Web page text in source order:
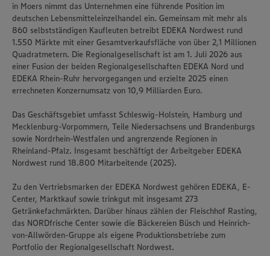
in Moers nimmt das Unternehmen eine führende Position im
deutschen Lebensmitteleinzelhandel ein. Gemeinsam mit mehr als
860 selbstständigen Kaufleuten betreibt EDEKA Nordwest rund
1.550 Märkte mit einer Gesamtverkaufsfläche von über 2,1 Millionen
Quadratmetern. Die Regionalgesellschaft ist am 1. Juli 2026 aus
einer Fusion der beiden Regionalgesellschaften EDEKA Nord und
EDEKA Rhein-Ruhr hervorgegangen und erzielte 2025 einen
errechneten Konzernumsatz von 10,9 Milliarden Euro.
Das Geschäftsgebiet umfasst Schleswig-Holstein, Hamburg und
Mecklenburg-Vorpommern, Teile Niedersachsens und Brandenburgs
sowie Nordrhein-Westfalen und angrenzende Regionen in
Rheinland-Pfalz. Insgesamt beschäftigt der Arbeitgeber EDEKA
Nordwest rund 18.800 Mitarbeitende (2025).
Zu den Vertriebsmarken der EDEKA Nordwest gehören EDEKA, E-
Center, Marktkauf sowie trinkgut mit insgesamt 273
Getränkefachmärkten. Darüber hinaus zählen der Fleischhof Rasting,
das NORDfrische Center sowie die Bäckereien Büsch und Heinrich-
von-Allwörden-Gruppe als eigene Produktionsbetriebe zum
Portfolio der Regionalgesellschaft Nordwest.